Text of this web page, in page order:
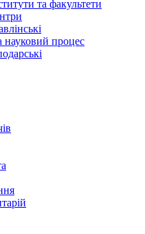
та факультети
науковий процес